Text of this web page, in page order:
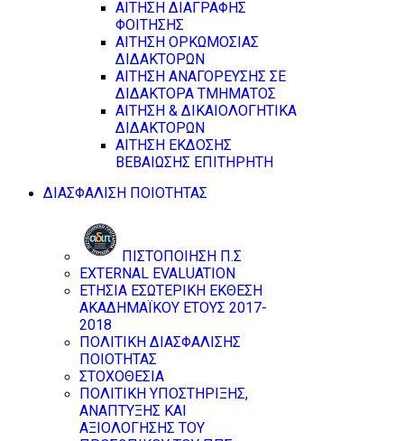
ΑΙΤΗΣΗ ΔΙΑΓΡΑΦΗΣ
ΦΟΙΤΗΣΗΣ
ΑΙΤΗΣΗ ΟΡΚΩΜΟΣΙΑΣ
ΔΙΔΑΚΤΟΡΩΝ
ΑΙΤΗΣΗ ΑΝΑΓΟΡΕΥΣΗΣ ΣΕ
ΔΙΔΑΚΤΟΡΑ ΤΜΗΜΑΤΟΣ
ΑΙΤΗΣΗ & ΔΙΚΑΙΟΛΟΓΗΤΙΚΑ
ΔΙΔΑΚΤΟΡΩΝ
ΑΙΤΗΣΗ ΕΚΔΟΣΗΣ
ΒΕΒΑΙΩΣΗΣ ΕΠΙΤΗΡΗΤΗ
ΔΙΑΣΦΑΛΙΣΗ ΠΟΙΟΤΗΤΑΣ
ΠΙΣΤΟΠΟΙΗΣΗ Π.Σ
EXTERNAL EVALUATION
ΕΤΗΣΙΑ ΕΣΩΤΕΡΙΚΗ ΕΚΘΕΣΗ
ΑΚΑΔΗΜΑΪΚΟΥ ΕΤΟΥΣ 2017-
2018
ΠΟΛΙΤΙΚΗ ΔΙΑΣΦΑΛΙΣΗΣ
ΠΟΙΟΤΗΤΑΣ
ΣΤΟΧΟΘΕΣΙΑ
ΠΟΛΙΤΙΚΗ ΥΠΟΣΤΗΡΙΞΗΣ,
ΑΝΑΠΤΥΞΗΣ ΚΑΙ
ΑΞΙΟΛΟΓΗΣΗΣ ΤΟΥ